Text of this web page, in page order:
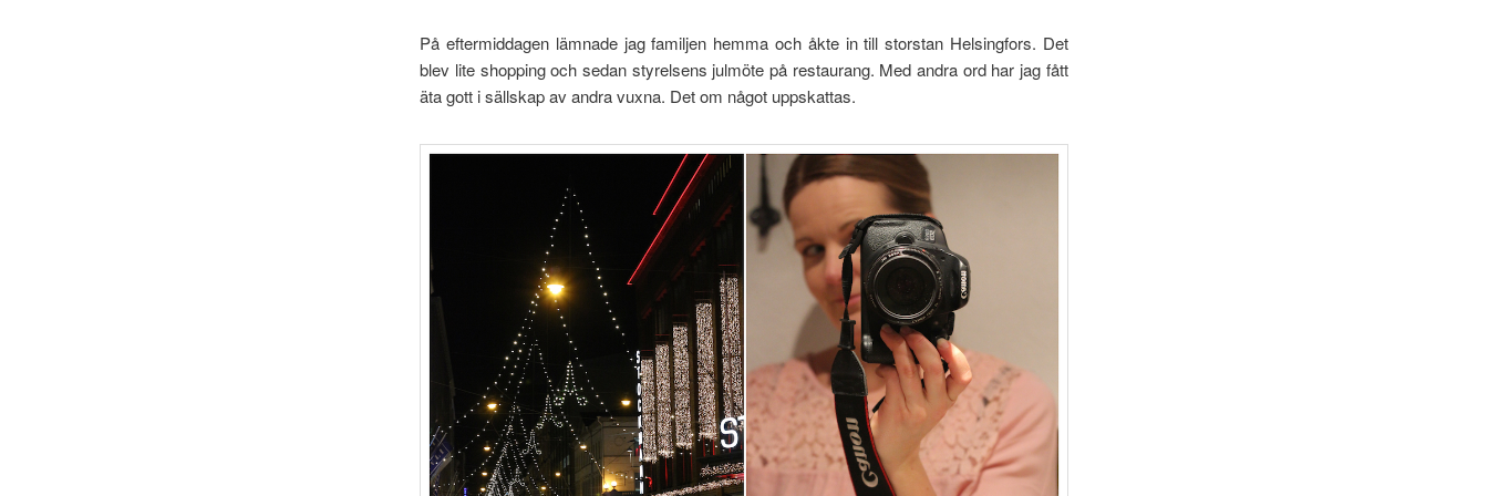
På eftermiddagen lämnade jag familjen hemma och åkte in till storstan Helsingfors. Det
blev lite shopping och sedan styrelsens julmöte på restaurang. Med andra ord har jag fått
äta gott i sällskap av andra vuxna. Det om något uppskattas.